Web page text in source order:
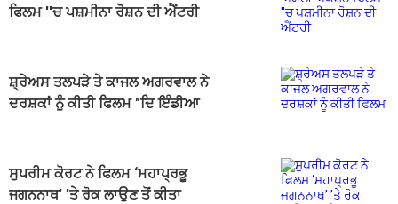
ਫਿਲਮ ''ਚ ਪਸ਼ਮੀਨਾ ਰੋਸ਼ਨ ਦੀ ਐਂਟਰੀ
ਸ਼੍ਰੇਅਸ ਤਲਪੜੇ ਤੇ ਕਾਜਲ ਅਗਰਵਾਲ ਨੇ
ਦਰਸ਼ਕਾਂ ਨੂੰ ਕੀਤੀ ਫਿਲਮ "ਦਿ ਇੰਡੀਆ
ਸੁਪਰੀਮ ਕੋਰਟ ਨੇ ਫਿਲਮ ‘ਮਹਾਪ੍ਰਭੂ
ਜਗਨਨਾਥ’ ’ਤੇ ਰੋਕ ਲਾਉਣ ਤੋਂ ਕੀਤਾ